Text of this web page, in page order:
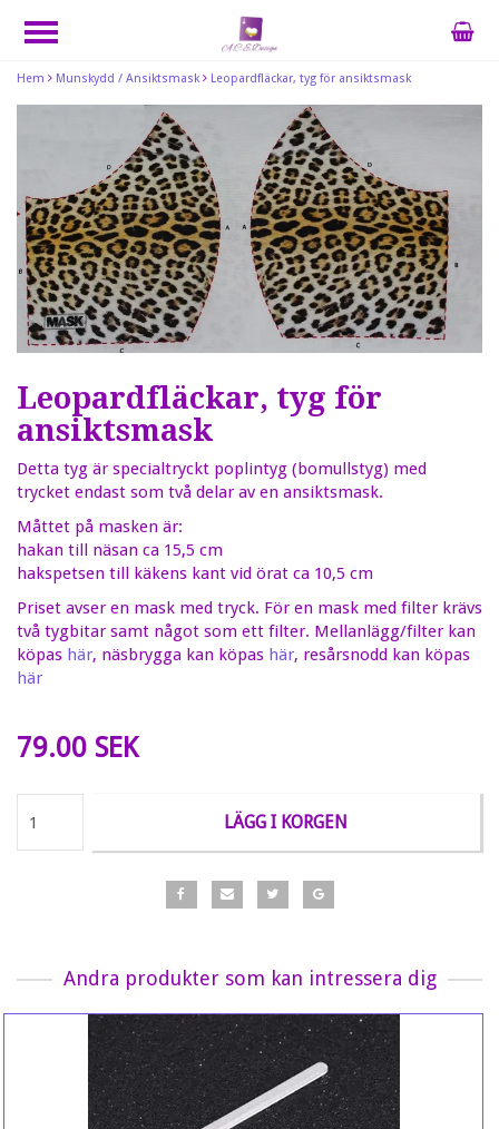
Hem Munskydd / Ansiktsmask Leopardfläckar, tyg för ansiktsmask
Leopardfläckar, tyg för
ansiktsmask
Detta tyg är specialtryckt poplintyg (bomullstyg) med
trycket endast som två delar av en ansiktsmask.
Måttet på masken är:
hakan till näsan ca 15,5 cm
hakspetsen till käkens kant vid örat ca 10,5 cm
Priset avser en mask med tryck. För en mask med filter krävs
två tygbitar samt något som ett filter. Mellanlägg/filter kan
köpas här, näsbrygga kan köpas här, resårsnodd kan köpas
här
79.00 SEK
LÄGG I KORGEN
Andra produkter som kan intressera dig